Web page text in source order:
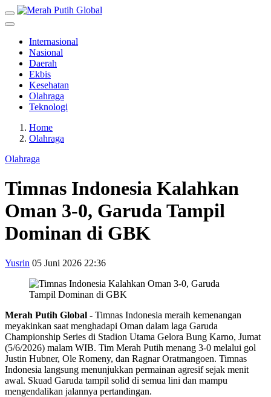
Internasional
Nasional
Daerah
Ekbis
Kesehatan
Olahraga
Teknologi
Home
Olahraga
Olahraga
Timnas Indonesia Kalahkan
Oman 3-0, Garuda Tampil
Dominan di GBK
Yusrin 05 Juni 2026 22:36
Merah Putih Global - Timnas Indonesia meraih kemenangan
meyakinkan saat menghadapi Oman dalam laga Garuda
Championship Series di Stadion Utama Gelora Bung Karno, Jumat
(5/6/2026) malam WIB. Tim Merah Putih menang 3-0 melalui gol
Justin Hubner, Ole Romeny, dan Ragnar Oratmangoen. Timnas
Indonesia langsung menunjukkan permainan agresif sejak menit
awal. Skuad Garuda tampil solid di semua lini dan mampu
mengendalikan jalannya pertandingan.